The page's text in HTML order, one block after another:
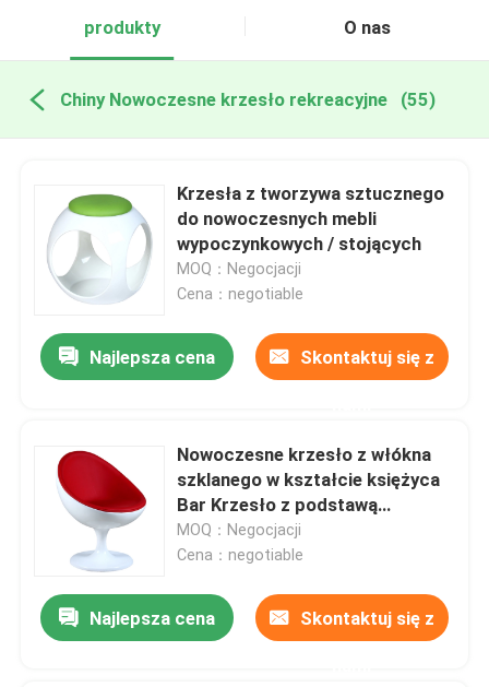
produkty
O nas
Chiny Nowoczesne krzesło rekreacyjne (55)
Krzesła z tworzywa sztucznego
do nowoczesnych mebli
wypoczynkowych / stojących
MOQ：Negocjacji
Cena：negotiable
Najlepsza cena Skontaktuj się z
Nowoczesne krzesło z włókna
szklanego w kształcie księżyca
Bar Krzesło z podstawą
obrotową 60 * 64 * 80 cm
MOQ：Negocjacji
Cena：negotiable
Najlepsza cena Skontaktuj się z